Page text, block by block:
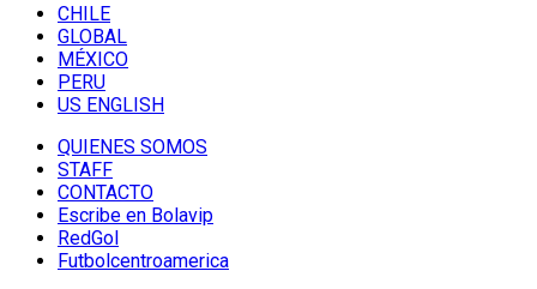
CHILE
GLOBAL
MÉXICO
PERU
US ENGLISH
QUIENES SOMOS
STAFF
CONTACTO
Escribe en Bolavip
RedGol
Futbolcentroamerica